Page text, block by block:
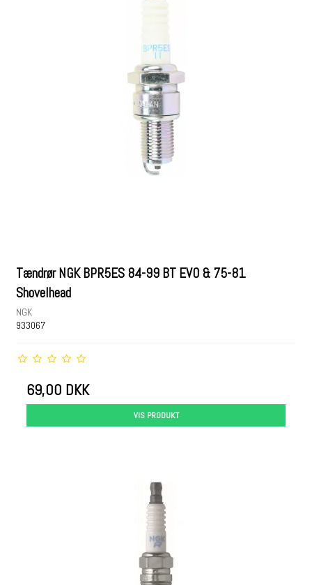
Tændrør NGK BPR5ES 84-99 BT EVO & 75-81
Shovelhead
NGK
933067
69,00 DKK
VIS PRODUKT